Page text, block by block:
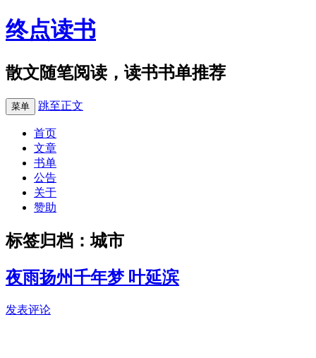
终点读书
散文随笔阅读，读书书单推荐
菜单 跳至正文
首页
文章
书单
公告
关于
赞助
标签归档：城市
夜雨扬州千年梦 叶延滨
发表评论